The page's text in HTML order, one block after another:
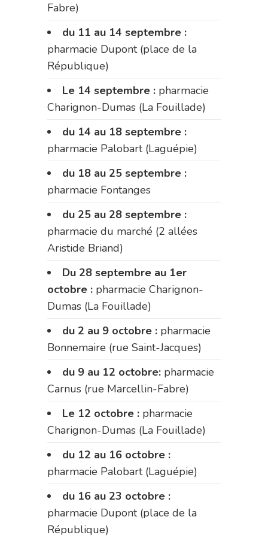
Fabre)
du 11 au 14 septembre :
pharmacie Dupont (place de la
République)
Le 14 septembre : pharmacie
Charignon-Dumas (La Fouillade)
du 14 au 18 septembre :
pharmacie Palobart (Laguépie)
du 18 au 25 septembre :
pharmacie Fontanges
du 25 au 28 septembre :
pharmacie du marché (2 allées
Aristide Briand)
Du 28 septembre au 1er
octobre : pharmacie Charignon-
Dumas (La Fouillade)
du 2 au 9 octobre : pharmacie
Bonnemaire (rue Saint-Jacques)
du 9 au 12 octobre: pharmacie
Carnus (rue Marcellin-Fabre)
Le 12 octobre : pharmacie
Charignon-Dumas (La Fouillade)
du 12 au 16 octobre :
pharmacie Palobart (Laguépie)
du 16 au 23 octobre :
pharmacie Dupont (place de la
République)